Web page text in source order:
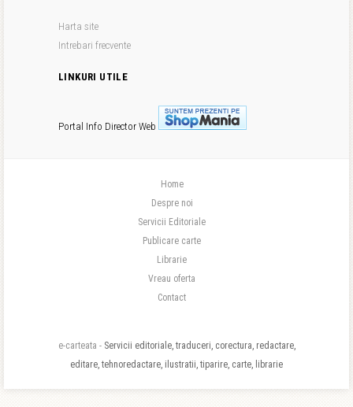
Harta site
Intrebari frecvente
LINKURI UTILE
Portal Info Director Web
Home
Despre noi
Servicii Editoriale
Publicare carte
Librarie
Vreau oferta
Contact
e-carteata - Servicii editoriale, traduceri, corectura, redactare,
editare, tehnoredactare, ilustratii, tiparire, carte, librarie